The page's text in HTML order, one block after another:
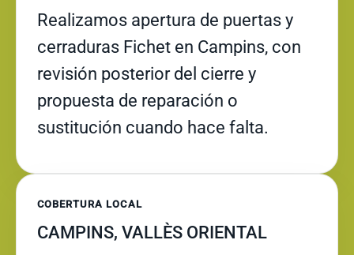
Realizamos apertura de puertas y
cerraduras Fichet en Campins, con
revisión posterior del cierre y
propuesta de reparación o
sustitución cuando hace falta.
COBERTURA LOCAL
CAMPINS, VALLÈS ORIENTAL